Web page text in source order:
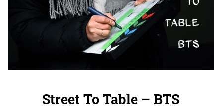
Street To Table – BTS